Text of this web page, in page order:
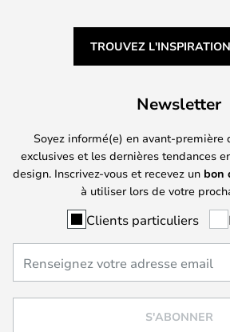
TROUVEZ
Newsletter
Soyez informé(e) en avant-première
exclusives et les dernières tendances
design. Inscrivez-vous et recevez un bon
à utiliser lors de votre
Clients particuliers
S'ABONNER